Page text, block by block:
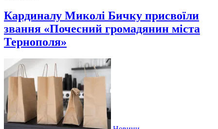
Кардиналу Миколі Бичку присвоїли
звання «Почесний громадянин міста
Тернополя»